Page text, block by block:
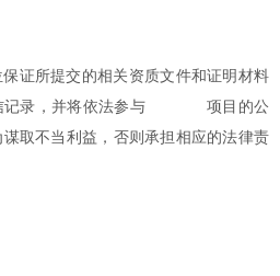
证所提交的相关资质文件和证明材料
录，并将依法参与
项目的公
取不当利益，否则承担相应的法律责